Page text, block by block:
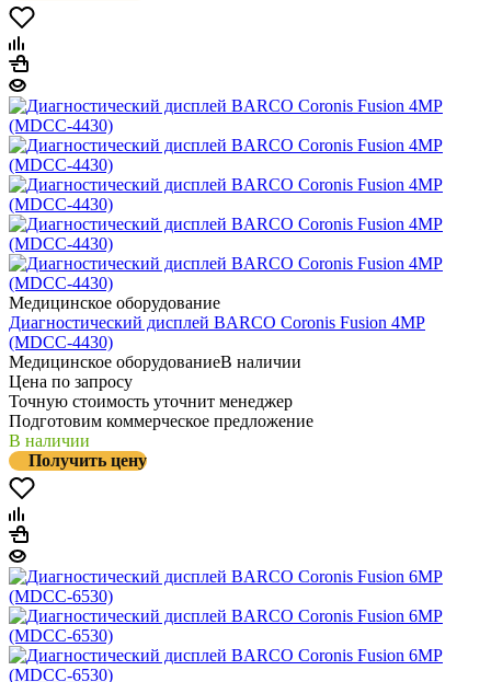
Медицинское оборудование
Диагностический дисплей BARCO Coronis Fusion 4MP
(MDCC-4430)
Медицинское оборудованиеВ наличии
Цена по запросу
Точную стоимость уточнит менеджер
Подготовим коммерческое предложение
В наличии
Получить цену